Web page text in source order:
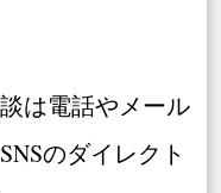
は電話やメール
のダイレクト